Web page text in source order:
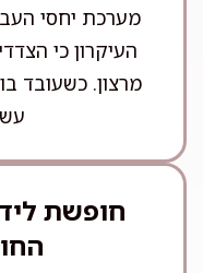
מערכת יחסי
העיקרון כי
מרצון. כשעובד
חופשת